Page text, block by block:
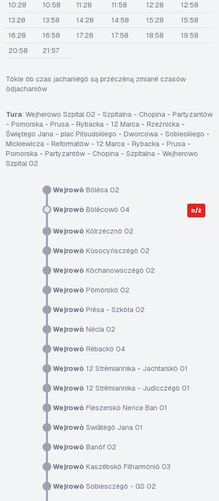
Wejrowò Bòlëca 02
Wejrowò Bòlëcowô 04 n/ż
Wejrowò Kòlrzécznô 02
Wejrowò Kùsocyńsczégò 02
Wejrowò Kòchanowsczégò 02
Wejrowò Pòmòrskô 02
Wejrowò Prësa - Szkòła 02
Wejrowò Nécla 02
Wejrowò Rëbackô 04
Wejrowò 12 Strëmiannika - Jachtarskô 01
Wejrowò 12 Strëmiannika - Judicczégò 01
Wejrowò Flészerskô Neńce Ban 01
Wejrowò Swiãtégò Jana 01
Wejrowò Banóf 02
Wejrowò Kaszëbskô Filharmóniô 03
Wejrowò Sobiesczégò - GS 02
10:28
10:58 11:28 11:58 12:28
12:58
13:28
13:58 14:28 14:58 15:28
15:58
16:28
16:58 17:28 17:58 18:58
19:58
20:58
21:57
Tôkle òb czas jachaniégò są przëczëną zmianë czasów
òdjachaniów
Tura: Wejherowo Szpital 02 - Szpitalna - Chopina - Partyzantów
- Pomorska - Prusa - Rybacka - 12 Marca - Rzeźnicka -
Świętego Jana - plac Piłsudskiego - Dworcowa - Sobieskiego -
Mickiewicza - Reformatów - 12 Marca - Rybacka - Prusa -
Pomorska - Partyzantów - Chopina - Szpitalna - Wejherowo
Szpital 02